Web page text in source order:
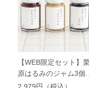
【WEB限定セット】栗
原はるみのジャム3個セ
ット
2,979円（税込）